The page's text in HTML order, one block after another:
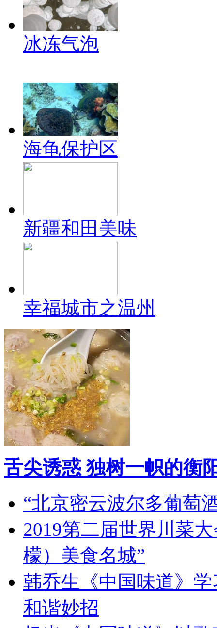
冰冻气泡
海龟保护区
新疆和田美味
幸福城市之温州
舌尖诱惑 独树一帜的衡
“北京密云波尔多葡萄
2019第二届世界川菜
檬）美食名城”
韩乔生《中国味道》
和谐妙招